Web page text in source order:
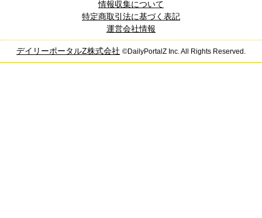
情報収集について
特定商取引法に基づく表記
運営会社情報
デイリーポータルZ株式会社 ©DailyPortalZ Inc. All Rights Reserved.